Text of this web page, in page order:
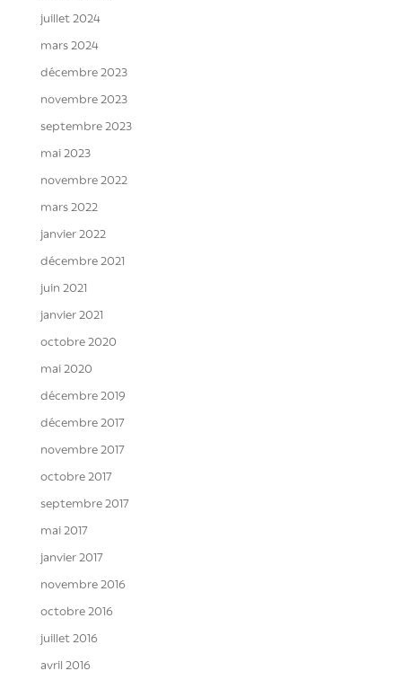
juillet 2024
mars 2024
décembre 2023
novembre 2023
septembre 2023
mai 2023
novembre 2022
mars 2022
janvier 2022
décembre 2021
juin 2021
janvier 2021
octobre 2020
mai 2020
décembre 2019
décembre 2017
novembre 2017
octobre 2017
septembre 2017
mai 2017
janvier 2017
novembre 2016
octobre 2016
juillet 2016
avril 2016